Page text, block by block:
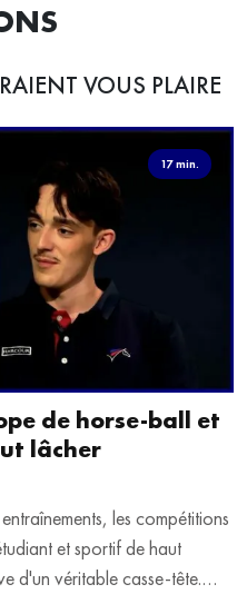
VOUS PLAIRE
17 min.
de horse-ball et
lâcher
les compétitions
et sportif de haut
d'un véritable casse-tête.